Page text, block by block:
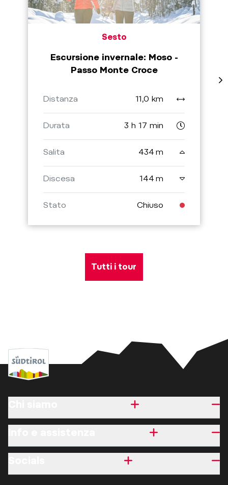
Sesto
Escursione invernale: Moso -
Passo Monte Croce
Distanza 11,0 km
Durata 3 h 17 min
Salita 434 m
Discesa 144 m
Stato Chiuso
Tutti i tour